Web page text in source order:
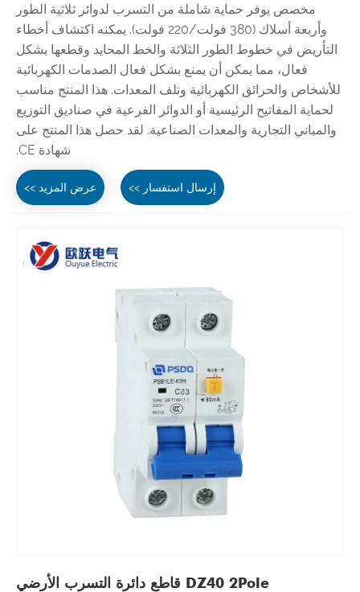
مخصص يوفر حماية شاملة من التسرب لدوائر ثلاثية الطور
وأربعة أسلاك (380 فولت/220 فولت). يمكنه اكتشاف أخطاء
التأريض في خطوط الطور الثلاثة والخط المحايد وقطعها بشكل
فعال، مما يمكن أن يمنع بشكل فعال الصدمات الكهربائية
للأشخاص والحرائق الكهربائية وتلف المعدات. هذا المنتج مناسب
لحماية المفاتيح الرئيسية أو الدوائر الفرعية في صناديق التوزيع
والمباني التجارية والمعدات الصناعية. لقد حصل هذا المنتج على
شهادة CE.
عرض المزيد >> إرسال استفسار >>
DZ40 2Pole قاطع دائرة التسرب الأرضي